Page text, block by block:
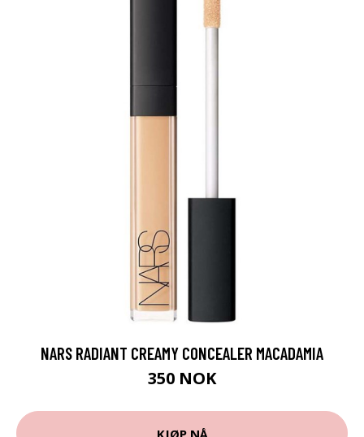
NARS RADIANT CREAMY CONCEALER MACADAMIA
350 NOK
KJØP NÅ